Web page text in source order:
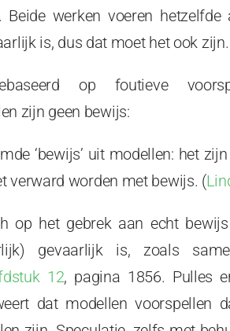
. Beide werken voeren hetzelfde
is, dus dat moet het ook zijn.
op foutieve
zijn geen bewijs:
‘bewijs’ uit modellen: het
verward worden met bewijs. (
op het gebrek aan echt
gevaarlijk is, zoals
12, pagina 1856. Pulles
dat modellen voorspellen